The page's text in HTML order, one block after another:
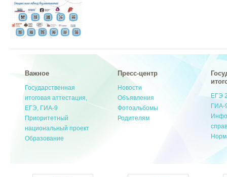
Важное
Государственная
итоговая аттестация,
ЕГЭ, ГИА-9
Приоритетный
национальный проект
Образование
Пресс-центр
Новости
Объявления
Фотоальбомы
Родителям
ЕГЭ
ГИА-